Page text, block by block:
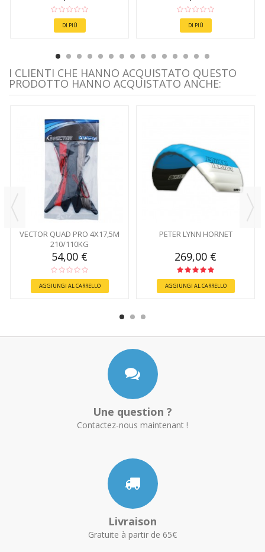
DI PIÙ DI PIÙ
I CLIENTI CHE HANNO ACQUISTATO QUESTO
PRODOTTO HANNO ACQUISTATO ANCHE:
VECTOR QUAD PRO 4X17,5M
210/110KG
54,00 €
AGGIUNGI AL CARRELLO
PETER LYNN HORNET
269,00 €
AGGIUNGI AL CARRELLO
Une question ?
Contactez-nous maintenant !
Livraison
Gratuite à partir de 65€